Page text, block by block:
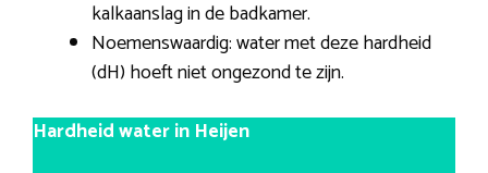
kalkaanslag in de badkamer.
Noemenswaardig: water met deze hardheid
(dH) hoeft niet ongezond te zijn.
Hardheid water in Heijen